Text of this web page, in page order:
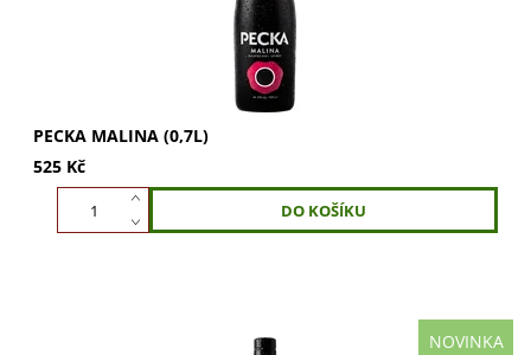
PECKA MALINA (0,7L)
525 Kč
NOVINKA